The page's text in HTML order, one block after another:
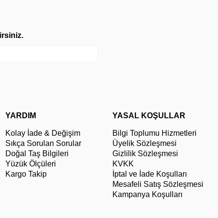
YARDIM
Kolay İade & Değişim
Sıkça Sorulan Sorular
Doğal Taş Bilgileri
Yüzük Ölçüleri
Kargo Takip
YASAL KOŞULLAR
Bilgi Toplumu Hizmetleri
Üyelik Sözleşmesi
Gizlilik Sözleşmesi
KVKK
İptal ve İade Koşulları
Mesafeli Satış Sözleşmesi
Kampanya Koşulları